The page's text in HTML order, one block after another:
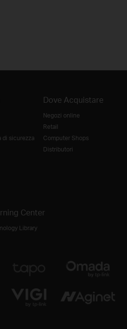
di sicurezza
Dove Acquistare
Negozi online
Retail
Computer Shops
Distributori
Center
Library